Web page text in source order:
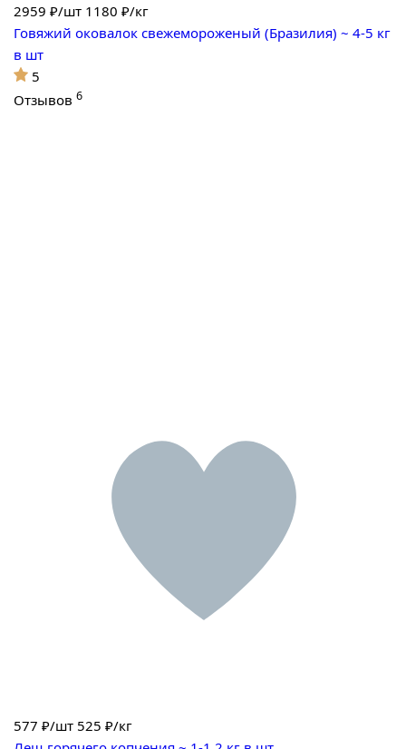
2959 ₽/шт 1180 ₽/кг
Говяжий оковалок свежемороженый (Бразилия) ~ 4-5 кг
в шт
5
Отзывов 6
577 ₽/шт 525 ₽/кг